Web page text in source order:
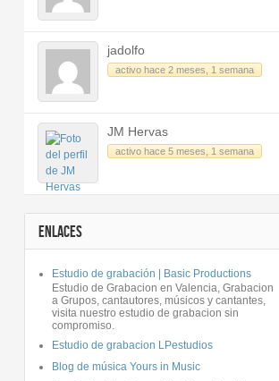
jadolfo
activo hace 2 meses, 1 semana
JM Hervas
activo hace 5 meses, 1 semana
ENLACES
Estudio de grabación | Basic Productions
Estudio de Grabacion en Valencia, Grabacion
a Grupos, cantautores, músicos y cantantes,
visita nuestro estudio de grabacion sin
compromiso.
Estudio de grabacion LPestudios
Blog de música Yours in Music